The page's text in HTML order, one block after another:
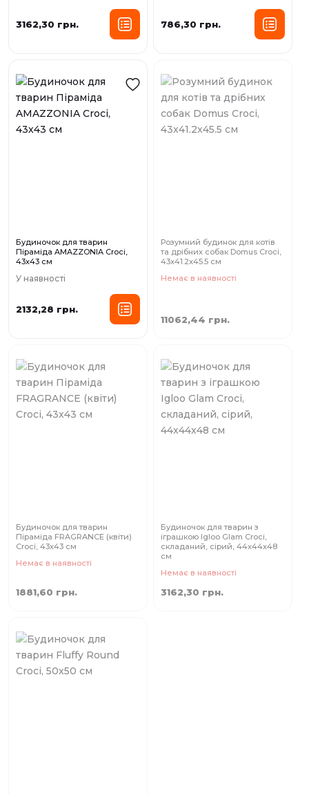
3162,30 грн. 786,30 грн.
Будиночок для тварин
Піраміда AMAZZONIA Croci,
43х43 см
У наявності
2132,28 грн.
Розумний будинок для котів
та дрібних собак Domus Croci,
43x41.2x45.5 см
Немає в наявності
11062,44 грн.
Будиночок для тварин
Піраміда FRAGRANCE (квіти)
Croci, 43х43 см
Немає в наявності
1881,60 грн.
Будиночок для тварин з
іграшкою Igloo Glam Croci,
складаний, сірий, 44x44x48
см
Немає в наявності
3162,30 грн.